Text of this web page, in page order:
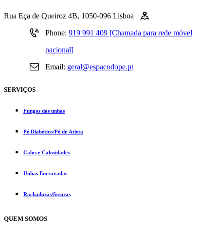
Rua Eça de Queiroz 4B, 1050-096 Lisboa
Phone:919 991 409 [Chamada para rede móvel
nacional]
Email: geral@espacodope.pt
SERVIÇOS
Fungos das unhas
Pé Diabético/Pé de Atleta
Calos e Calosidades
Unhas Encravadas
Rachaduras/fissuras
QUEM SOMOS